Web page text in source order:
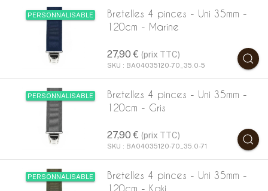
PERSONNALISABLE
Bretelles 4 pinces - Uni 35mm -
120cm - Marine
27,90 € (prix TTC)
SKU : BA04035120-70_35.0-5
PERSONNALISABLE
Bretelles 4 pinces - Uni 35mm -
120cm - Gris
27,90 € (prix TTC)
SKU : BA04035120-70_35.0-71
PERSONNALISABLE
Bretelles 4 pinces - Uni 35mm -
120cm - Kaki